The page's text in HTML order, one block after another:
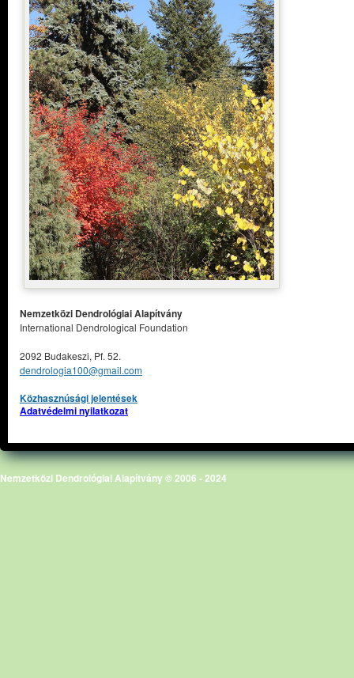
Nemzetközi Dendrológiai Alapítvány
International Dendrological Foundation
2092 Budakeszi, Pf. 52.
dendrologia100@gmail.com
Közhasznúsági jelentések
Adatvédelmi nyilatkozat
Nemzetközi Dendrológiai Alapítvány © 2006 - 2024